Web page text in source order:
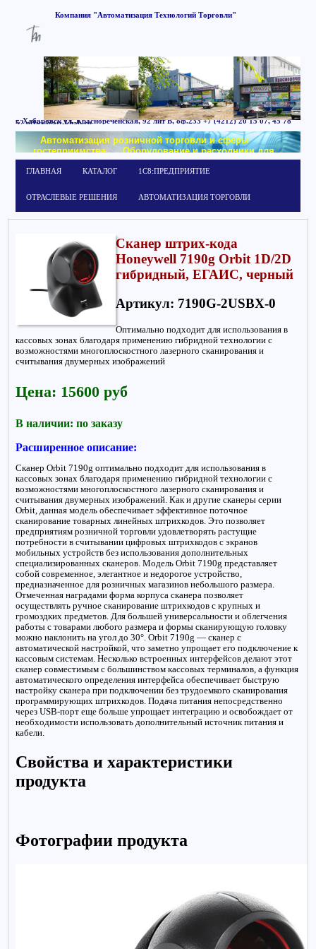
Компания "Автоматизация Технологий Торговли"
г. Хабаровскул. Краснореченская, 92 лит Б,оф.233+7 (4212) 20 15 07, 45 78
52office@att-khab.ru
Автоматизация розничной торговли и сферы
гостеприимства
Оборудование и расходники для
маркировки
Обучение работе в системе
1С:Предприятие
ГЛАВНАЯ КАТАЛОГ 1С8:ПРЕДПРИЯТИЕ
ОТРАСЛЕВЫЕ РЕШЕНИЯ АВТОМАТИЗАЦИЯ ТОРГОВЛИ
Сканер штрих-кода
Honeywell 7190g Orbit 1D/2D
гибридный, ЕГАИС, черный
Артикул: 7190G-2USBX-0
Оптимально подходит для использования в
кассовых зонах благодаря применению гибридной технологии с
возможностями многоплоскостного лазерного сканирования и
считывания двумерных изображений
Цена: 15600 руб
В наличии: по заказу
Расширенное описание:
Сканер Orbit 7190g оптимально подходит для использования в
кассовых зонах благодаря применению гибридной технологии с
возможностями многоплоскостного лазерного сканирования и
считывания двумерных изображений. Как и другие сканеры серии
Orbit, данная модель обеспечивает эффективное поточное
сканирование товарных линейных штрихкодов. Это позволяет
предприятиям розничной торговли удовлетворять растущие
потребности в считывании цифровых штрихкодов с экранов
мобильных устройств без использования дополнительных
специализированных сканеров. Модель Orbit 7190g представляет
собой современное, элегантное и недорогое устройство,
предназначенное для розничных магазинов небольшого размера.
Отмеченная наградами форма корпуса сканера позволяет
осуществлять ручное сканирование штрихкодов с крупных и
громоздких предметов. Для большей универсальности и облегчения
работы с товарами любого размера и формы сканирующую головку
можно наклонить на угол до 30°. Orbit 7190g — сканер с
автоматической настройкой, что заметно упрощает его подключение к
кассовым системам. Несколько встроенных интерфейсов делают этот
сканер совместимым с большинством кассовых терминалов, а функция
автоматического определения интерфейса обеспечивает быструю
настройку сканера при подключении без трудоемкого сканирования
программирующих штрихкодов. Подача питания непосредственно
через USB-порт еще больше упрощает интеграцию и освобождает от
необходимости использовать дополнительный источник питания и
кабели.
Свойства и характеристики
продукта
Фотографии продукта